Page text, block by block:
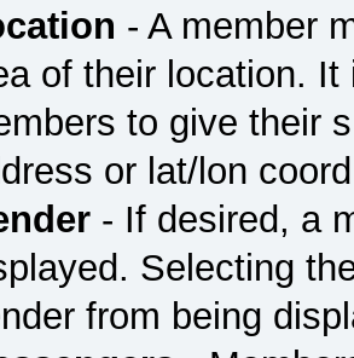
- A member
of their location.
to give their
or lat/lon
- If desired, a
Selecting
from being